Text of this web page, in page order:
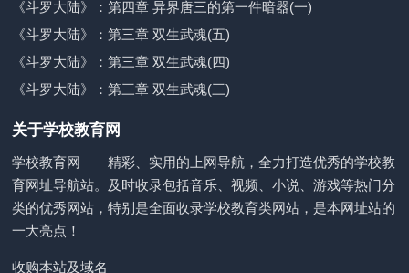
《斗罗大陆》：第四章 异界唐三的第一件暗器(一)
《斗罗大陆》：第三章 双生武魂(五)
《斗罗大陆》：第三章 双生武魂(四)
《斗罗大陆》：第三章 双生武魂(三)
关于学校教育网
学校教育网——精彩、实用的上网导航，全力打造优秀的学校教
育网址导航站。及时收录包括音乐、视频、小说、游戏等热门分
类的优秀网站，特别是全面收录学校教育类网站，是本网址站的
一大亮点！
收购本站及域名